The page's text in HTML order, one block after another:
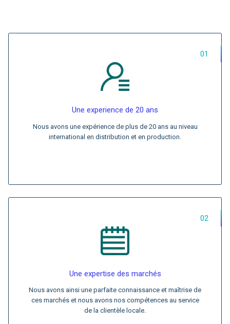
plastiques...
01
Une experience de 20 ans
Nous avons une expérience de plus de 20 ans au niveau
international en distribution et en production.
02
Une expertise des marchés
Nous avons ainsi une parfaite connaissance et maîtrise de
ces marchés et nous avons nos compétences au service
de la clientèle locale.